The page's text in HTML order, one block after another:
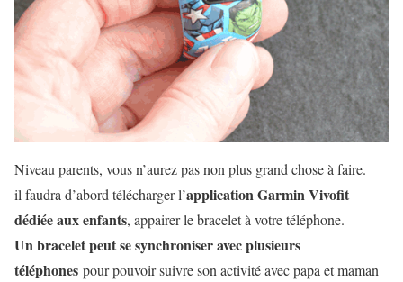
Niveau parents, vous n’aurez pas non plus grand chose à faire.
il faudra d’abord télécharger l’application Garmin Vivofit
dédiée aux enfants, appairer le bracelet à votre téléphone.
Un bracelet peut se synchroniser avec plusieurs
téléphones pour pouvoir suivre son activité avec papa et maman